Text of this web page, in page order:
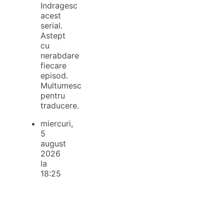
Indragesc
acest
serial.
Astept
cu
nerabdare
fiecare
episod.
Multumesc
pentru
traducere.
miercuri,
5
august
2026
la
18:25